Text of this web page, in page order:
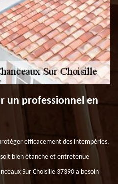
un professionnel en
efficacement des intempéries,
bien étanche et entretenue
Sur Choisille 37390 a besoin